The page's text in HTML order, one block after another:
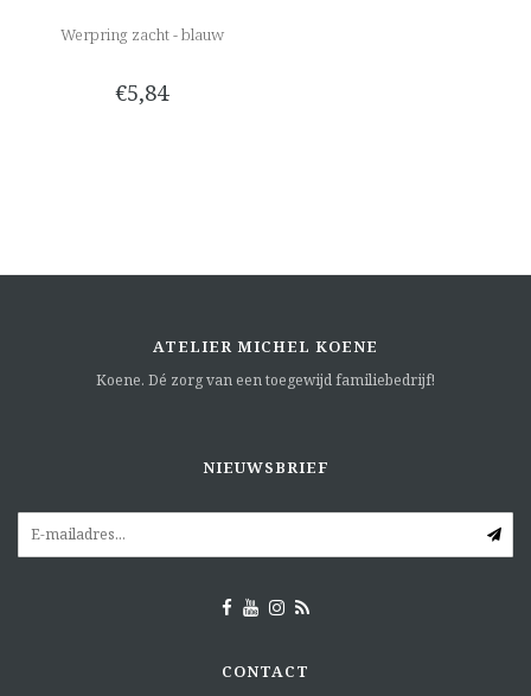
Werpring zacht - blauw
€5,84
ATELIER MICHEL KOENE
Koene. Dé zorg van een toegewijd familiebedrijf!
NIEUWSBRIEF
CONTACT